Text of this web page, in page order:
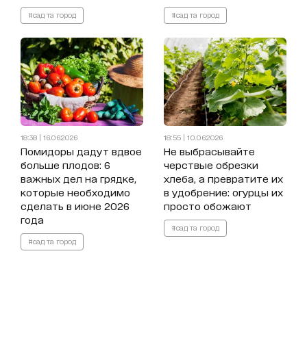
#сад та город #сад та город
18:38 | 16.06.2026
Помидоры дадут вдвое
больше плодов: 6
важных дел на грядке,
которые необходимо
сделать в июне 2026
года
#сад та город
18:55 | 10.06.2026
Не выбрасывайте
черствые обрезки
хлеба, а превратите их
в удобрение: огурцы их
просто обожают
#сад та город